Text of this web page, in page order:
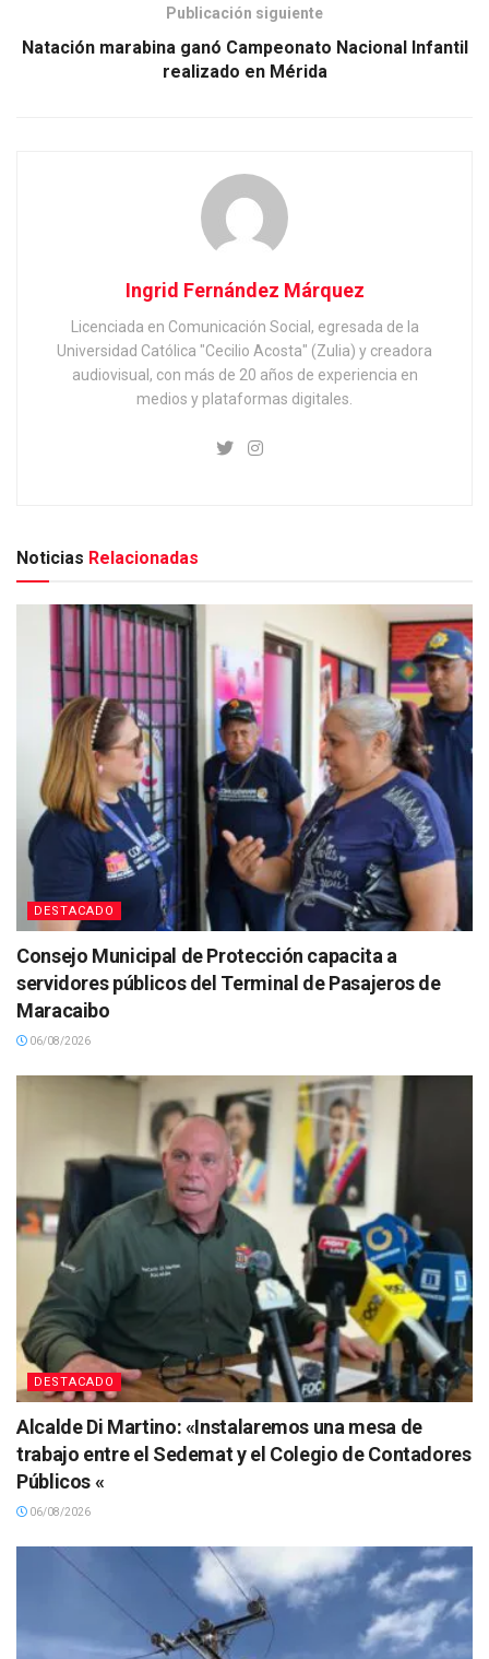
Publicación siguiente
Natación marabina ganó Campeonato Nacional Infantil
realizado en Mérida
Ingrid Fernández Márquez
Licenciada en Comunicación Social, egresada de la
Universidad Católica "Cecilio Acosta" (Zulia) y creadora
audiovisual, con más de 20 años de experiencia en
medios y plataformas digitales.
Noticias Relacionadas
DESTACADO
Consejo Municipal de Protección capacita a
servidores públicos del Terminal de Pasajeros de
Maracaibo
06/08/2026
DESTACADO
Alcalde Di Martino: «Instalaremos una mesa de
trabajo entre el Sedemat y el Colegio de Contadores
Públicos «
06/08/2026